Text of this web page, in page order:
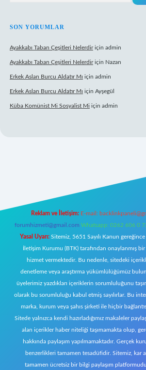
SON YORUMLAR
Ayakkabı Taban Çeşitleri Nelerdiriçin admin
Ayakkabı Taban Çeşitleri Nelerdiriçin Nazan
Erkek Aslan Burcu Aldatır Mı için admin
Erkek Aslan Burcu Aldatır Mı için Ayşegül
Küba Komünist Mi Sosyalist Mi için admin
Reklam ve İletişim: E-mail:
forumhizmeti@gmail.com Whatsapp: 0262 606 0
Yasal Uyarı: Sitemiz, 5651 Sayılı Kanun
İletişim Kurumu (BTK) tarafından onaylanmış bir
hizmet vermektedir. Bu nedenle, sitedeki
denetleme veya araştırma yükümlülüğümüz
üyelerimiz yazdıkları içeriklerin sorumluluğunu
olarak bu sorumluluğu kabul etmiş sayılırlar. Bu
marka, kurum veya şahıs şirketi ile hiçbir
Sitede yalnızca kendi hazırladığımız makaleler
alan içerikler haber niteliği taşımamakta olup,
hakkında paylaşım yapılmamaktadır. Gerçek
benzerlikleri tamamen tesadüfidir. Sitemiz, kar
tamamen ücretsiz bir bilgi paylaşım